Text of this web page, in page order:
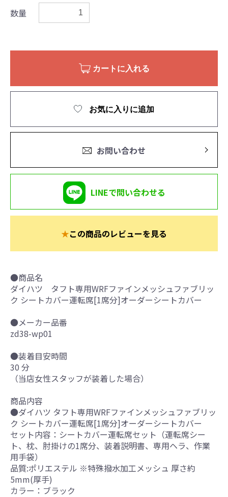
数量
カートに入れる
お気に入りに追加
お問い合わせ
LINEで問い合わせる
★この商品のレビューを見る
●商品名
ダイハツ タフト専用WRFファインメッシュファブリッ
ク シートカバー運転席[1席分]オーダーシートカバー
●メーカー品番
zd38-wp01
●装着目安時間
30 分
（当店女性スタッフが装着した場合）
商品内容
●ダイハツ タフト専用WRFファインメッシュファブリッ
ク シートカバー運転席[1席分]オーダーシートカバー
セット内容：シートカバー運転席セット（運転席シー
ト、枕、肘掛けの1席分、装着説明書、専用ヘラ、作業
用手袋）
品質:ポリエステル ※特殊撥水加工メッシュ 厚さ約
5mm(厚手)
カラー：ブラック